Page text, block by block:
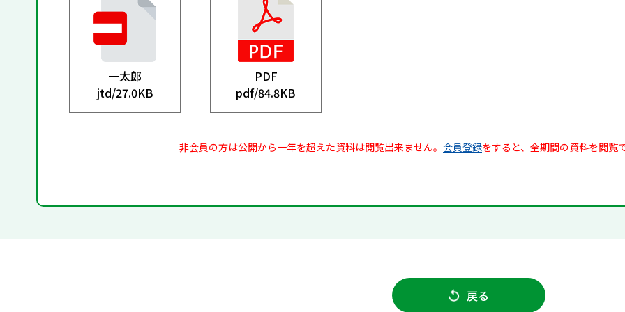
一太郎
jtd/27.0KB
PDF
pdf/84.8KB
非会員の方は公開から一年を超えた資料は閲覧出来ません。 会員登録をすると、全期間の資料を閲覧
戻る